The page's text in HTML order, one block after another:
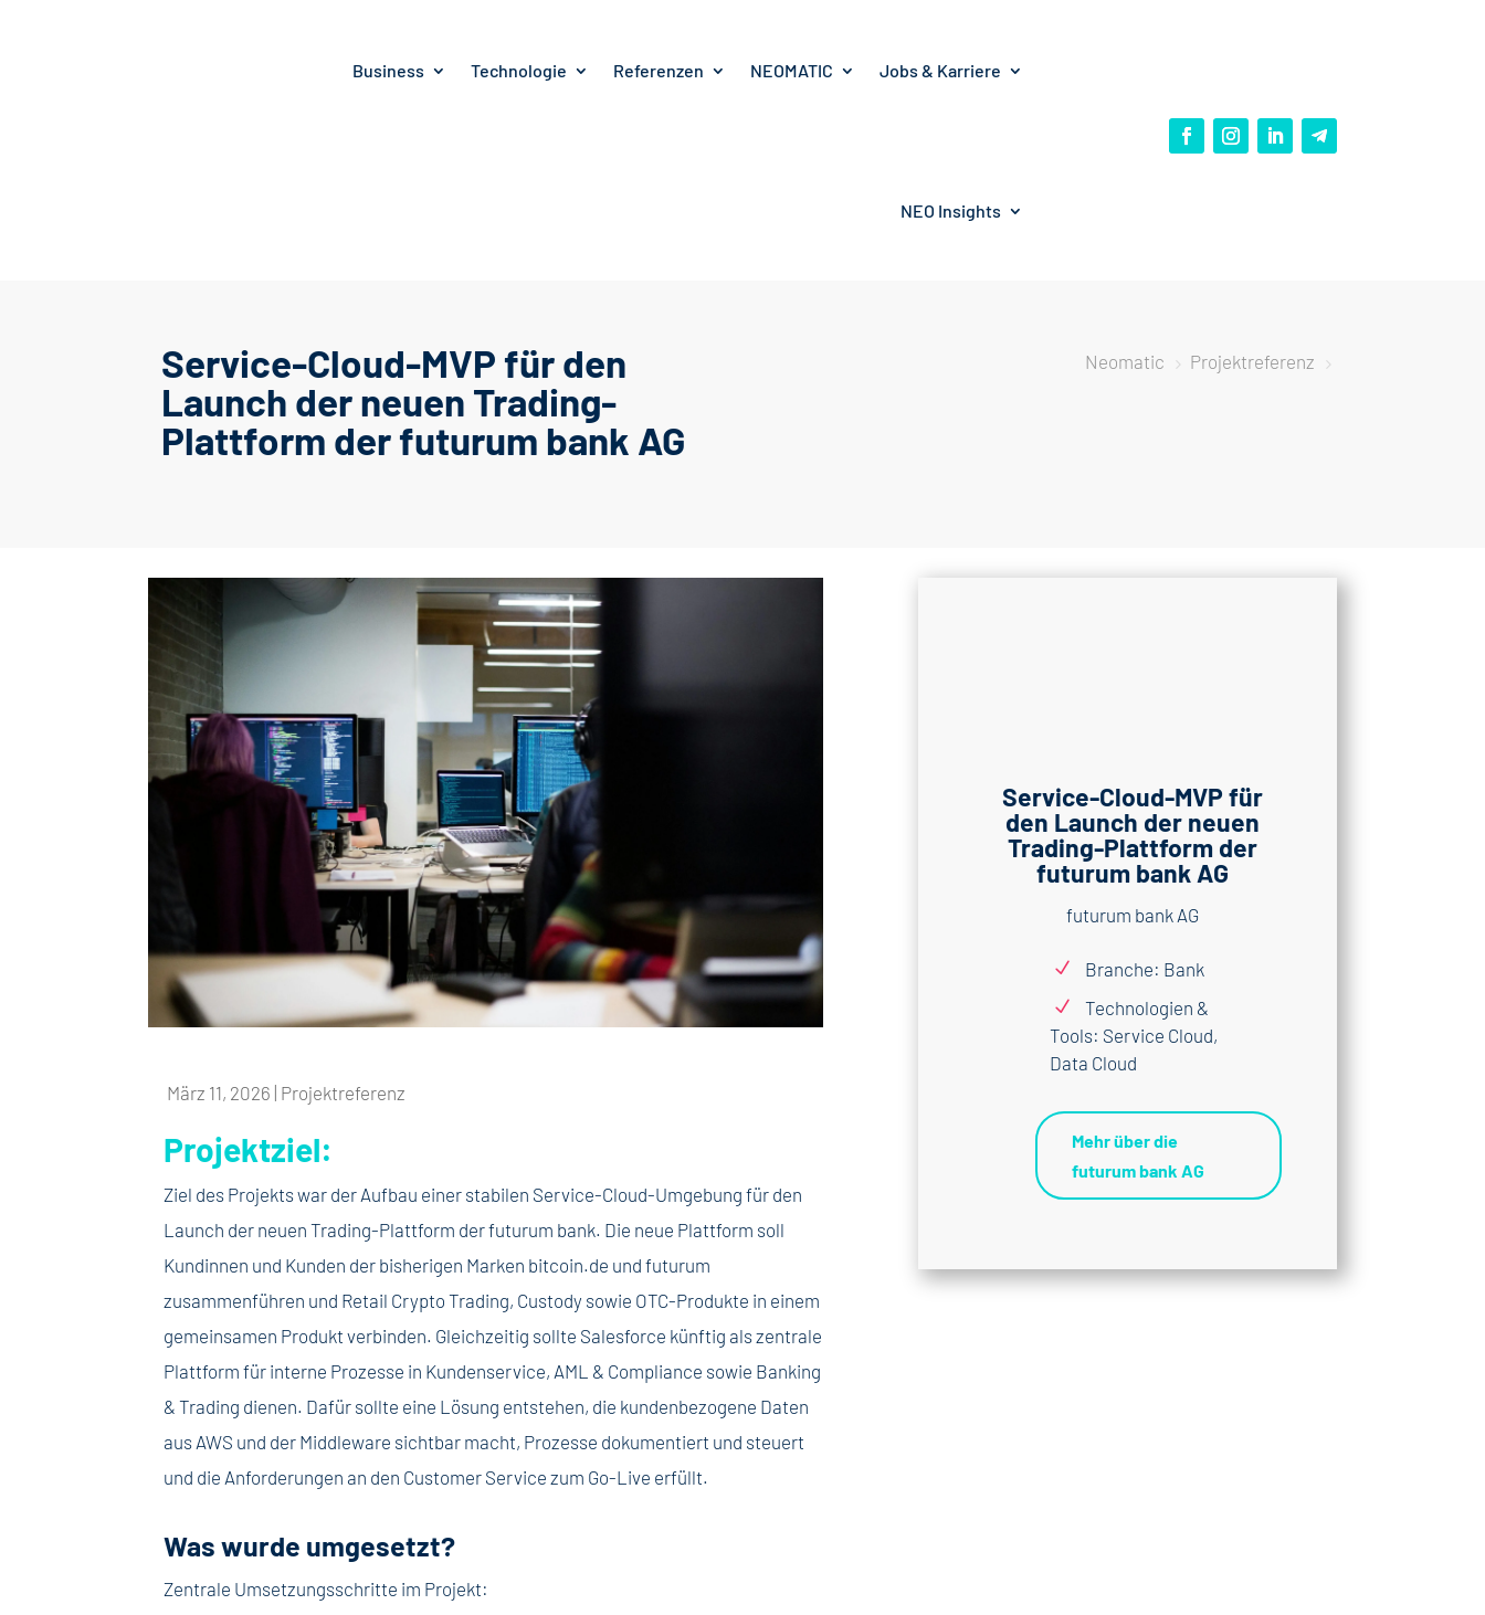
Business Technologie Referenzen NEOMATIC Jobs & Karriere
NEO Insights
Service-Cloud-MVP für den
Launch der neuen Trading-
Plattform der futurum bank AG
Neomatic 5 Projektreferenz 5
März 11, 2026 | Projektreferenz
Projektziel:
Ziel des Projekts war der Aufbau einer stabilen Service-Cloud-Umgebung für den
Launch der neuen Trading-Plattform der futurum bank. Die neue Plattform soll
Kundinnen und Kunden der bisherigen Marken bitcoin.de und futurum
zusammenführen und Retail Crypto Trading, Custody sowie OTC-Produkte in einem
gemeinsamen Produkt verbinden. Gleichzeitig sollte Salesforce künftig als zentrale
Plattform für interne Prozesse in Kundenservice, AML & Compliance sowie Banking
& Trading dienen. Dafür sollte eine Lösung entstehen, die kundenbezogene Daten
aus AWS und der Middleware sichtbar macht, Prozesse dokumentiert und steuert
und die Anforderungen an den Customer Service zum Go-Live erfüllt.
Was wurde umgesetzt?
Zentrale Umsetzungsschritte im Projekt:
Service-Cloud-MVP für
den Launch der neuen
Trading-Plattform der
futurum bank AG
futurum bank AG
N Branche: Bank
N
Technologien &
Tools: Service Cloud,
Data Cloud
Mehr über die
futurum bank AG